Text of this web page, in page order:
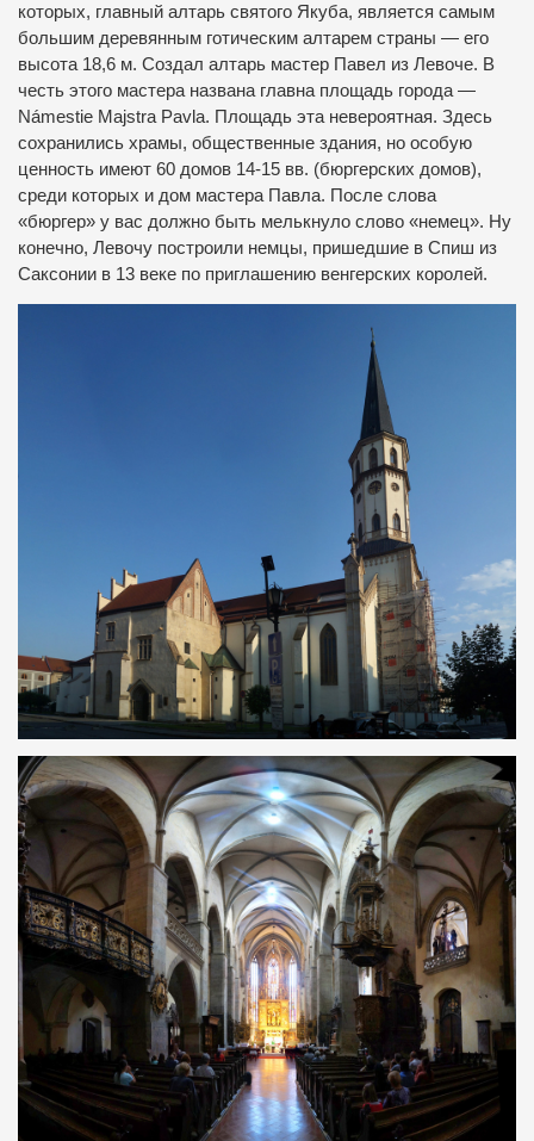
которых, главный алтарь святого Якуба, является самым
большим деревянным готическим алтарем страны — его
высота 18,6 м. Создал алтарь мастер Павел из Левоче. В
честь этого мастера названа главна площадь города —
Námestie Majstra Pavla. Площадь эта невероятная. Здесь
сохранились храмы, общественные здания, но особую
ценность имеют 60 домов 14-15 вв. (бюргерских домов),
среди которых и дом мастера Павла. После слова
«бюргер» у вас должно быть мелькнуло слово «немец». Ну
конечно, Левочу построили немцы, пришедшие в Спиш из
Саксонии в 13 веке по приглашению венгерских королей.